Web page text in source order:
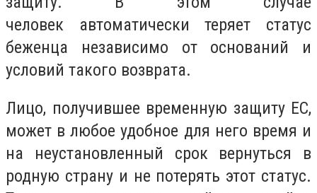
человек автоматически теряет статус
беженца независимо от оснований и
условий такого возврата.
Лицо, получившее временную защиту ЕС,
может в любое удобное для него время и
на неустановленный срок вернуться в
родную страну и не потерять этот статус.